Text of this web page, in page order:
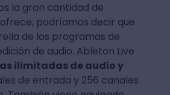
la gran cantidad de
podríamos decir que
de los programas de
de audio. Ableton Live
ilimitadas de audio y
de entrada y 256 canales